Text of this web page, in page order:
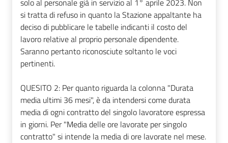
si tratta di refuso in quanto la Stazione appaltante ha
deciso di pubblicare le tabelle indicanti il costo del
lavoro relative al proprio personale dipendente.
Saranno pertanto riconosciute soltanto le voci
pertinenti.
QUESITO 2: Per quanto riguarda la colonna "Durata
media ultimi 36 mesi", è da intendersi come durata
media di ogni contratto del singolo lavoratore espressa
in giorni. Per "Media delle ore lavorate per singolo
contratto" si intende la media di ore lavorate nel mese.